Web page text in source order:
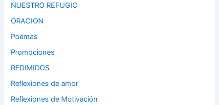
NUESTRO REFUGIO
ORACION
Poemas
Promociones
REDIMIDOS
Reflexiones de amor
Reflexiones de Motivación